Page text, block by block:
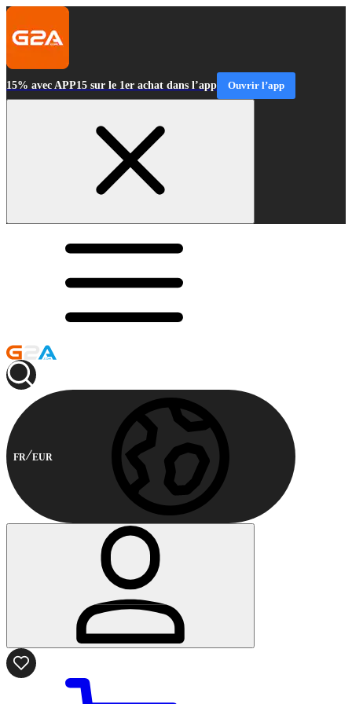
15% avec APP15 sur le 1er achat dans l’app Ouvrir l’app
FR EUR